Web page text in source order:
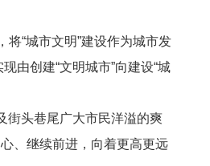
“城市文明”建设作为城市发
由创建“文明城市”向建设“城
街头巷尾广大市民洋溢的爽
、继续前进，向着更高更远